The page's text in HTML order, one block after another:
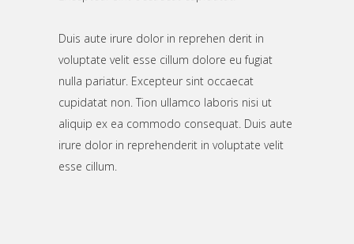
Duis aute irure dolor in reprehen derit in
voluptate velit esse cillum dolore eu fugiat
nulla pariatur. Excepteur sint occaecat
cupidatat non. Tion ullamco laboris nisi ut
aliquip ex ea commodo consequat. Duis aute
irure dolor in reprehenderit in voluptate velit
esse cillum.